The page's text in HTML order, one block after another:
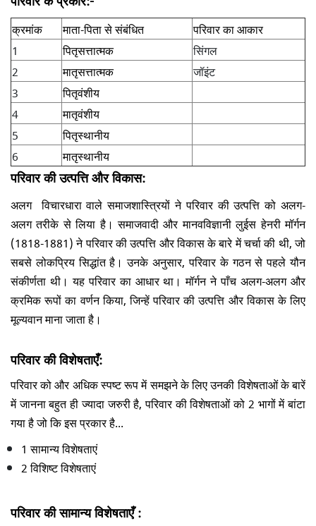
क्रमांक माता-पिता से संबंधित
परिवार का आकार
1
पितृसत्तात्मक
सिंगल
2
मातृसत्तात्मक
जॉइंट
3
पितृवंशीय
4
मातृवंशीय
5
पितृस्थानीय
6
मातृस्थानीय
परिवार की उत्पत्ति और विकास:
अलग विचारधारा वाले समाजशास्त्रियों ने परिवार की उत्पत्ति को अलग-
अलग तरीके से लिया है। समाजवादी और मानवविज्ञानी लुईस हेनरी मॉर्गन
(1818-1881) ने परिवार की उत्पत्ति और विकास के बारे में चर्चा की थी, जो
सबसे लोकप्रिय सिद्धांत है। उनके अनुसार, परिवार के गठन से पहले यौन
संकीर्णता थी। यह परिवार का आधार था। मॉर्गन ने पाँच अलग-अलग और
क्रमिक रूपों का वर्णन किया, जिन्हें परिवार की उत्पत्ति और विकास के लिए
मूल्यवान माना जाता है।
परिवार की विशेषताएँ:
परिवार को और अधिक स्पष्ट रूप में समझने के लिए उनकी विशेषताओं के बारें
में जानना बहुत ही ज्यादा जरुरी है, परिवार की विशेषताओं को 2 भागों में बांटा
गया है जो कि इस प्रकार है...
1 सामान्य विशेषताएं
2 विशिष्ट विशेषताएं
परिवार की सामान्य विशेषताएँ :